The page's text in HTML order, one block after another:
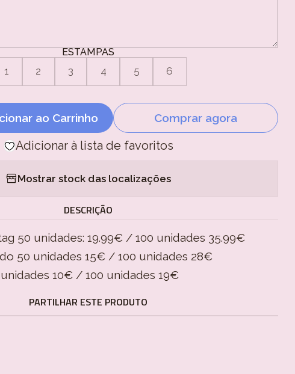
ESTAMPAS
1 2 3 4 5 6
ao Carrinho Comprar agora
Adicionar à lista de favoritos
Mostrar stock das localizações
DESCRIÇÃO
50 unidades: 19.99€ / 100 unidades 35.99€
50 unidades 15€ / 100 unidades 28€
10€ / 100 unidades 19€
PARTILHAR ESTE PRODUTO